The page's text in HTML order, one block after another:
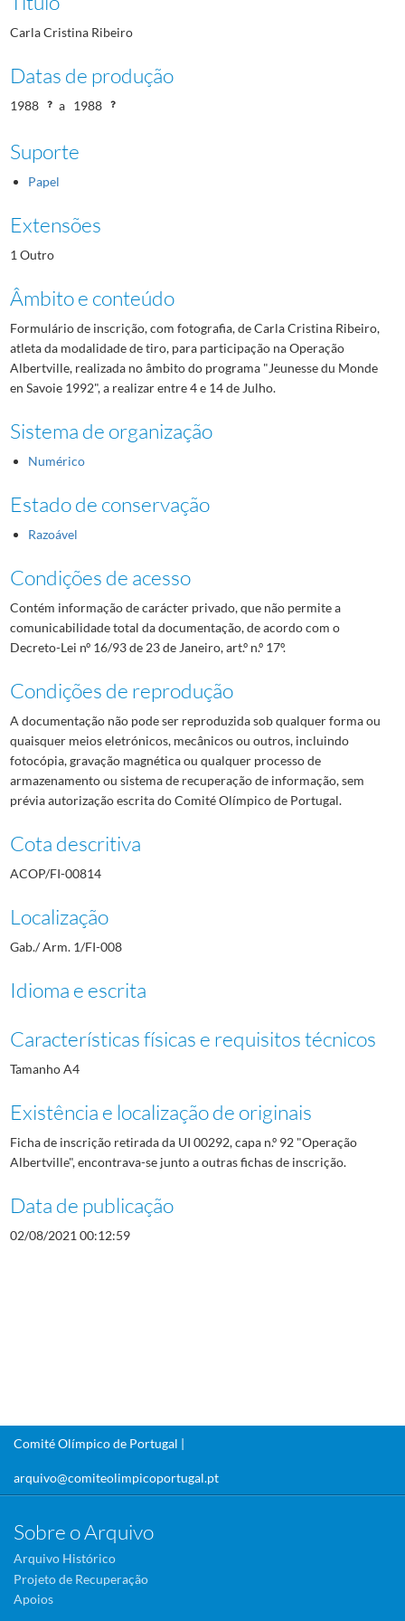
Carla Cristina Ribeiro
Datas de produção
1988 a 1988
Suporte
Papel
Extensões
1 Outro
Âmbito e conteúdo
Formulário de inscrição, com fotografia, de Carla Cristina Ribeiro,
atleta da modalidade de tiro, para participação na Operação
Albertville, realizada no âmbito do programa "Jeunesse du Monde
en Savoie 1992", a realizar entre 4 e 14 de Julho.
Sistema de organização
Numérico
Estado de conservação
Razoável
Condições de acesso
Contém informação de carácter privado, que não permite a
comunicabilidade total da documentação, de acordo com o
Decreto-Lei nº 16/93 de 23 de Janeiro, art.º n.º 17º.
Condições de reprodução
A documentação não pode ser reproduzida sob qualquer forma ou
quaisquer meios eletrónicos, mecânicos ou outros, incluindo
fotocópia, gravação magnética ou qualquer processo de
armazenamento ou sistema de recuperação de informação, sem
prévia autorização escrita do Comité Olímpico de Portugal.
Cota descritiva
ACOP/FI-00814
Localização
Gab./ Arm. 1/FI-008
Idioma e escrita
Características físicas e requisitos técnicos
Tamanho A4
Existência e localização de originais
Ficha de inscrição retirada da UI 00292, capa n.º 92 "Operação
Albertville", encontrava-se junto a outras fichas de inscrição.
Data de publicação
02/08/2021 00:12:59
Comité Olímpico de Portugal |
arquivo@comiteolimpicoportugal.pt
Sobre o Arquivo
Arquivo Histórico
Projeto de Recuperação
Apoios